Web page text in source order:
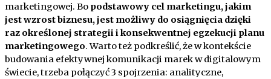
marketingowej. Bo podstawowy cel marketingu, jakim
jest wzrost biznesu, jest możliwy do osiągnięcia dzięki
raz określonej strategii i konsekwentnej egzekucji planu
marketingowego. Warto też podkreślić, że w kontekście
budowania efektywnej komunikacji marek w digitalowym
świecie, trzeba połączyć 3 spojrzenia: analityczne,